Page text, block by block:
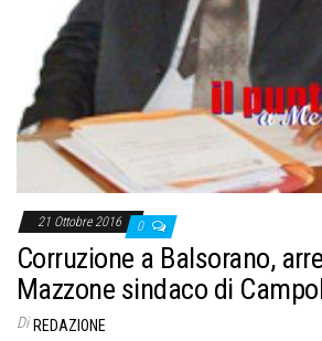
21 Ottobre 2016 0
Corruzione a Balsorano,
Mazzone sindaco di
Di REDAZIONE